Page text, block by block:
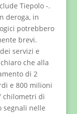
Tiepolo -.
deroga, in
potrebbero
brevi.
servizi e
che alla
di 2
e 800 milioni
chilometri di
segnali nelle